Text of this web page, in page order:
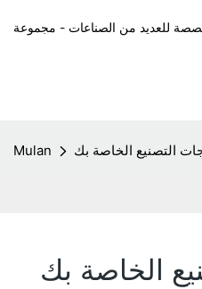
Mulan التصنيع الخاصة بك
الخاصة بك